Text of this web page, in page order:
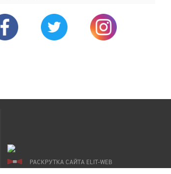
РАСКРУТКА САЙТА ELIT-WEB